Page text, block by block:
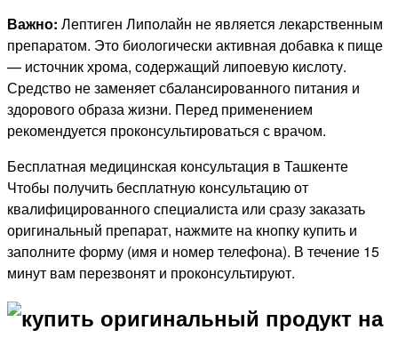
Важно: Лептиген Липолайн не является лекарственным
препаратом. Это биологически активная добавка к пище
— источник хрома, содержащий липоевую кислоту.
Средство не заменяет сбалансированного питания и
здорового образа жизни. Перед применением
рекомендуется проконсультироваться с врачом.
Бесплатная медицинская консультация в Ташкенте
Чтобы получить бесплатную консультацию от
квалифицированного специалиста или сразу заказать
оригинальный препарат, нажмите на кнопку купить и
заполните форму (имя и номер телефона). В течение 15
минут вам перезвонят и проконсультируют.